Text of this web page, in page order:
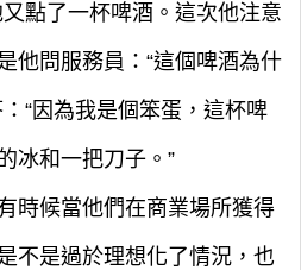
點了一杯啤酒。這次他注意
他問服務員：“這個啤酒為什
“因為我是個笨蛋，這杯啤
冰和一把刀子。”
時候當他們在商業場所獲得
不是過於理想化了情況，也